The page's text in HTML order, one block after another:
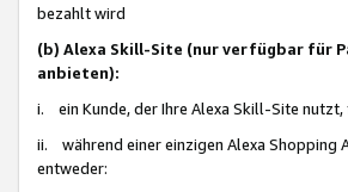
bezahlt wird
(b) Alexa Skill-Site (nur verfügbar für
anbieten):
i. ein Kunde, der Ihre Alexa Skill-Site nutzt,
ii. während einer einzigen Alexa Shopping
entweder: